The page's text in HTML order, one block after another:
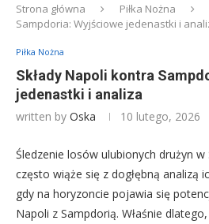
Strona główna Piłka Nożna
Sampdoria: Wyjściowe jedenastki i
Piłka Nożna
Składy Napoli kontra
jedenastki i analiza
written by Oska 10 lutego, 2026
Śledzenie losów ulubionych drużyn w
często wiąże się z dogłębną analizą
gdy na horyzoncie pojawia się
Napoli z Sampdorią. Właśnie